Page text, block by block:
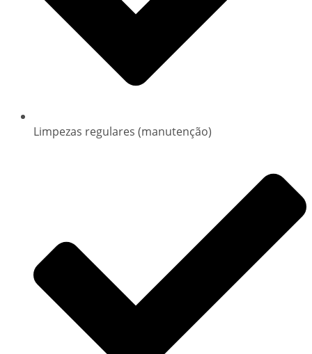
Limpezas regulares (manutenção)